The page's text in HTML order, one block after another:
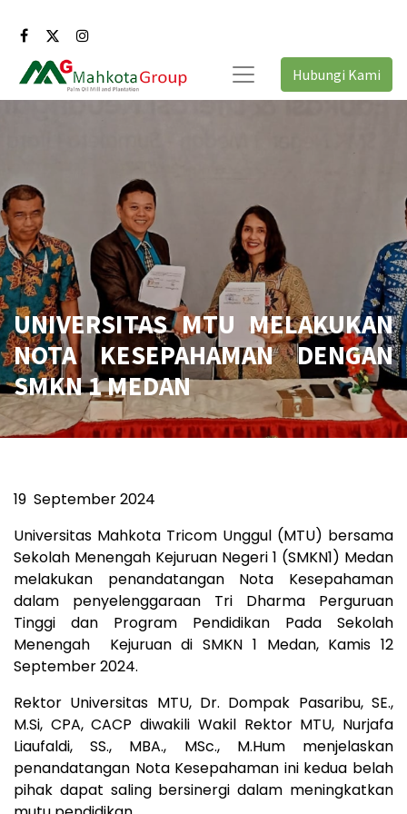
Hubungi Kami
UNIVERSITAS MTU MELAKUKAN
NOTA KESEPAHAMAN DENGAN
SMKN 1 MEDAN
19 September 2024
Universitas Mahkota Tricom Unggul (MTU) bersama
Sekolah Menengah Kejuruan Negeri 1 (SMKN1) Medan
melakukan penandatangan Nota Kesepahaman
dalam penyelenggaraan Tri Dharma Perguruan
Tinggi dan Program Pendidikan Pada Sekolah
Menengah Kejuruan di SMKN 1 Medan, Kamis 12
September 2024.
Rektor Universitas MTU, Dr. Dompak Pasaribu, SE.,
M.Si, CPA, CACP diwakili Wakil Rektor MTU, Nurjafa
Liaufaldi, SS., MBA., MSc., M.Hum menjelaskan
penandatangan Nota Kesepahaman ini kedua belah
pihak dapat saling bersinergi dalam meningkatkan